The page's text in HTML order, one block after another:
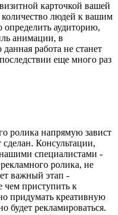
карточкой вашей
людей к вашим
определить аудиторию,
анимации, в
работа не станет
еще много раз
ролика напрямую завист
Консультации,
специалистами -
ролика, не
важный этап -
чем приступить к
придумать креативную
будет рекламироваться.